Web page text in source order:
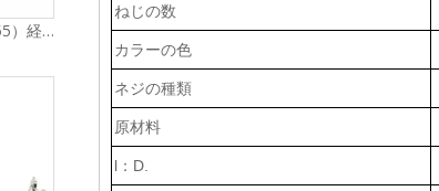
PLAストロー押出機LG-E12（55）経済シリーズ
ねじの数
カラーの色
ネジの種類
原材料
l：D.